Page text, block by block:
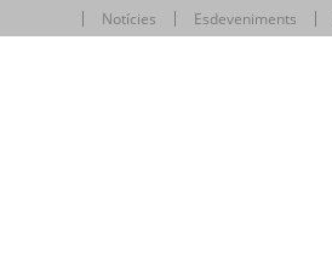
Notícies Esdeveniments